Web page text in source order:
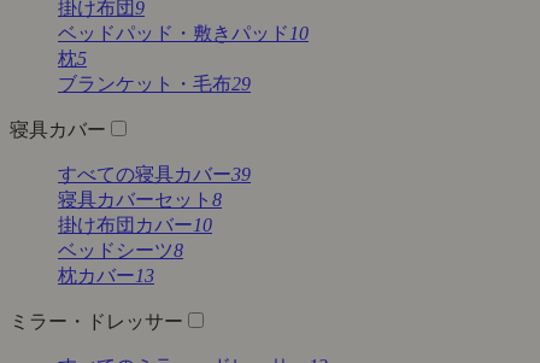
掛け布団9
ベッドパッド・敷きパッド 10
枕5
ブランケット・毛布29
寝具カバー
すべての寝具カバー39
寝具カバーセット 8
掛け布団カバー10
ベッドシーツ8
枕カバー13
ミラー・ドレッサー